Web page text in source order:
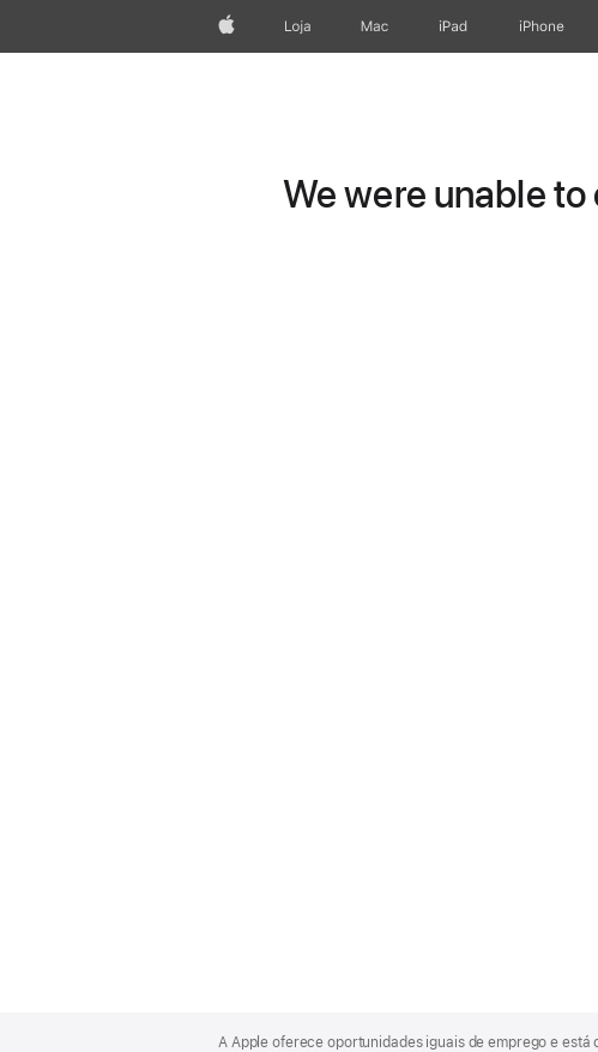
AppleLoja Mac iPad iPhone
We were unable
Footer
A Apple oferece oportunidades iguais de emprego e